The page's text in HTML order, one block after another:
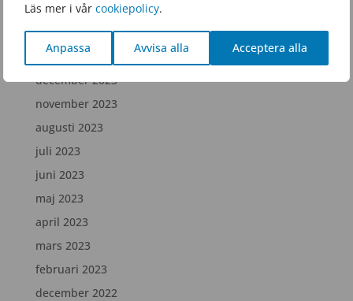
Läs mer i vår cookiepolicy.
Anpassa Avvisa alla Acceptera alla
juli 2024
april 2024
februari 2024
december 2023
november 2023
augusti 2023
juli 2023
juni 2023
maj 2023
april 2023
mars 2023
februari 2023
december 2022